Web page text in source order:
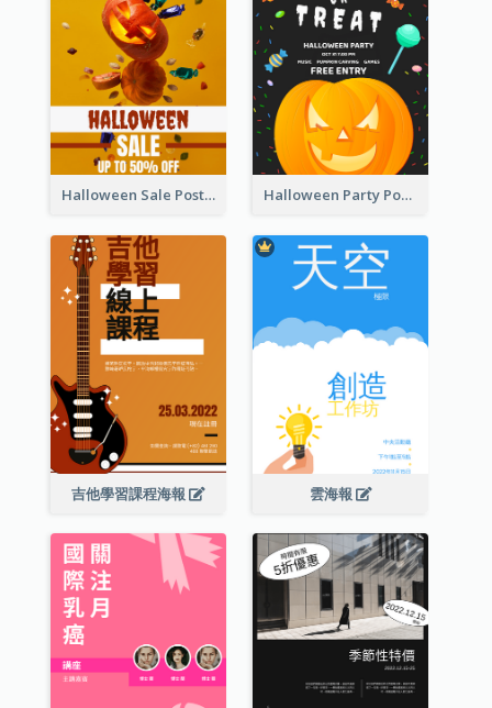
Halloween Sale Poster Halloween Party Poster
吉他學習課程海報 雲海報